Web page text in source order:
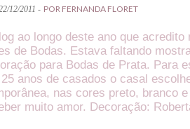
12/2011 - POR FERNANDA FLORET
ao longo deste ano que acredito
de Bodas. Estava faltando
para Bodas de Prata. Para
anos de casados o casal
nas cores preto, branco
muito amor. Decoração: